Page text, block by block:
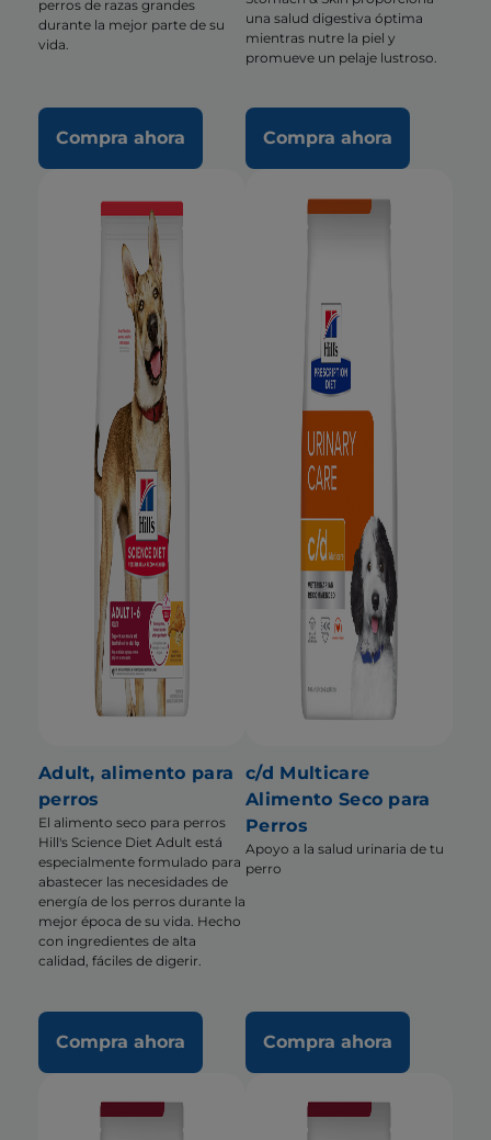
perros de razas grandes
durante la mejor parte de su
vida.
Compra ahora
una salud digestiva óptima
mientras nutre la piel y
promueve un pelaje lustroso.
Compra ahora
Adult, alimento para
perros
El alimento seco para perros
Hill's Science Diet Adult está
especialmente formulado para
abastecer las necesidades de
energía de los perros durante la
mejor época de su vida. Hecho
con ingredientes de alta
calidad, fáciles de digerir.
Compra ahora
c/d Multicare
Alimento Seco para
Perros
Apoyo a la salud urinaria de tu
perro
Compra ahora